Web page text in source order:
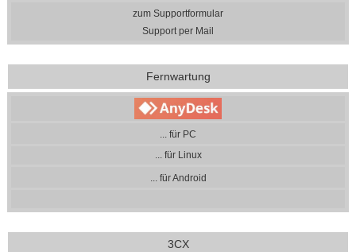
zum Supportformular
Support per Mail
Fernwartung
... für PC
... für Linux
... für Android
3CX